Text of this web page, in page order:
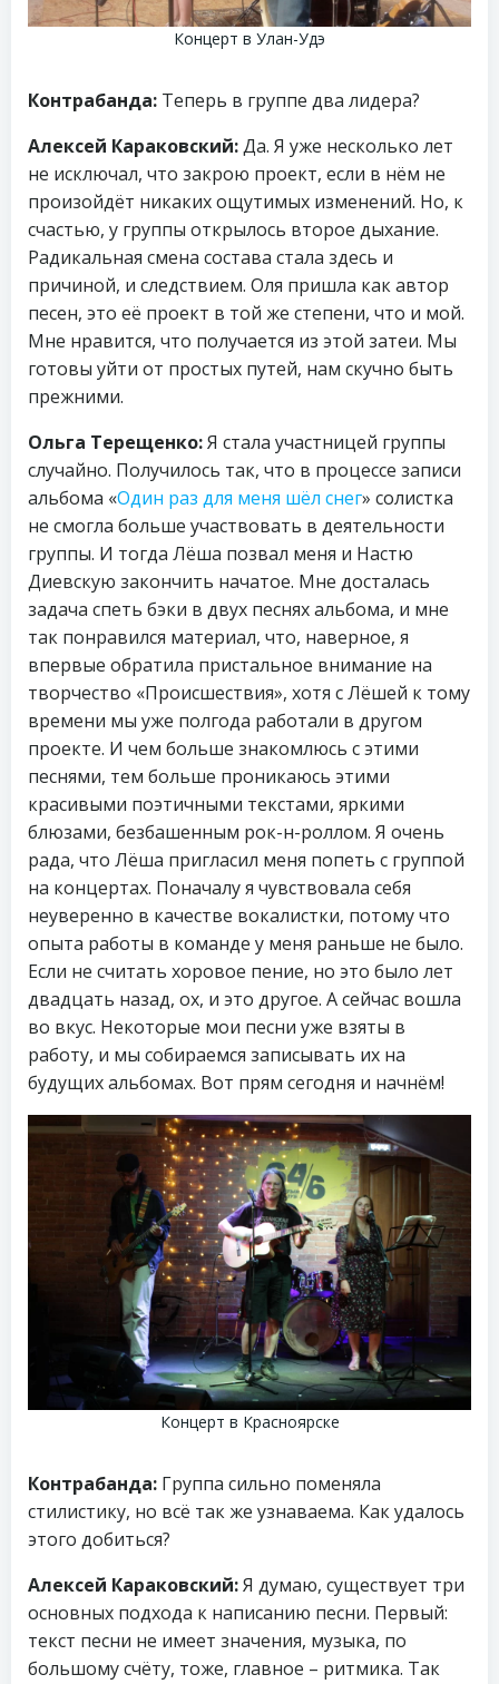
Концерт в Улан-Удэ
Контрабанда: Теперь в группе два лидера?
Алексей Караковский:Да. Я уже несколько лет
не исключал, что закрою проект, если в нём не
произойдёт никаких ощутимых изменений. Но, к
счастью, у группы открылось второе дыхание.
Радикальная смена состава стала здесь и
причиной, и следствием. Оля пришла как автор
песен, это её проект в той же степени, что и мой.
Мне нравится, что получается из этой затеи. Мы
готовы уйти от простых путей, нам скучно быть
прежними.
Ольга Терещенко:Я стала участницей группы
случайно. Получилось так, что в процессе записи
альбома «Один раз для меня шёл снег» солистка
не смогла больше участвовать в деятельности
группы. И тогда Лёша позвал меня и Настю
Диевскую закончить начатое. Мне досталась
задача спеть бэки в двух песнях альбома, и мне
так понравился материал, что, наверное, я
впервые обратила пристальное внимание на
творчество «Происшествия», хотя с Лëшей к тому
времени мы уже полгода работали в другом
проекте. И чем больше знакомлюсь с этими
песнями, тем больше проникаюсь этими
красивыми поэтичными текстами, яркими
блюзами, безбашенным рок-н-роллом. Я очень
рада, что Лёша пригласил меня попеть с группой
на концертах. Поначалу я чувствовала себя
неуверенно в качестве вокалистки, потому что
опыта работы в команде у меня раньше не было.
Если не считать хоровое пение, но это было лет
двадцать назад, ох, и это другое. А сейчас вошла
во вкус. Некоторые мои песни уже взяты в
работу, и мы собираемся записывать их на
будущих альбомах. Вот прям сегодня и начнём!
Концерт в Красноярске
Контрабанда: Группа сильно поменяла
стилистику, но всё так же узнаваема. Как удалось
этого добиться?
Алексей Караковский:Я думаю, существует три
основных подхода к написанию песни. Первый:
текст песни не имеет значения, музыка, по
большому счëту, тоже, главное – ритмика. Так